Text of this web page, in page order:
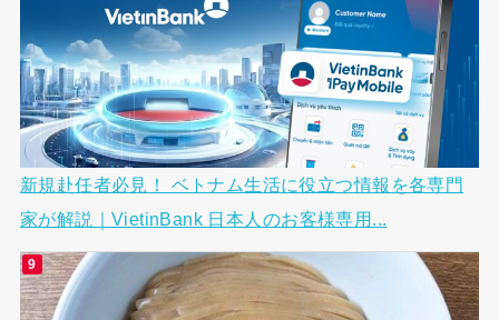
新規赴任者必見！ ベトナム生活に役立つ情報を各専門
家が解説｜VietinBank 日本人のお客様専用...